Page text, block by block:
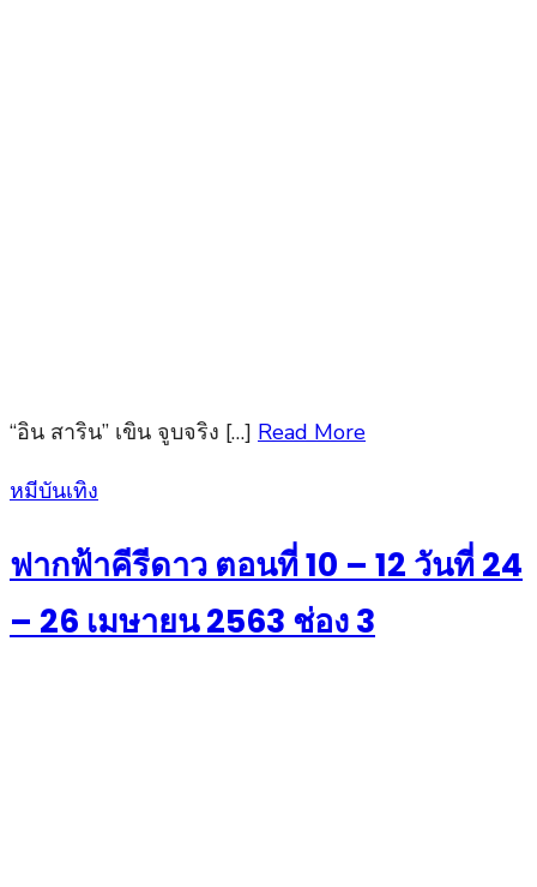
“อิน สาริน” เขิน จูบจริง […] Read More
Posted
หมีบันเทิง
ฟากฟ้าคีรีดาว ตอนที่ 10 – 12 วันที่ 24
– 26 เมษายน 2563 ช่อง 3